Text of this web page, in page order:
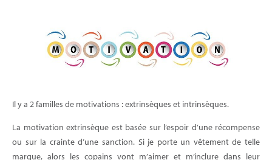
Il y a 2 familles de motivations : extrinsèques et intrinsèques.
La motivation extrinsèque est basée sur l’espoir d’une récompense
ou sur la crainte d’une sanction. Si je porte un vêtement de telle
marque, alors les copains vont m’aimer et m’inclure dans leur